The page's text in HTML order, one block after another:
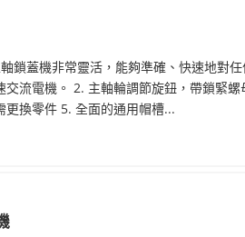
鎖蓋機非常靈活，能夠準確、快速地對
交流電機。 2. 主軸輪調節旋鈕，帶鎖緊
更換零件 5. 全面的通用帽槽...